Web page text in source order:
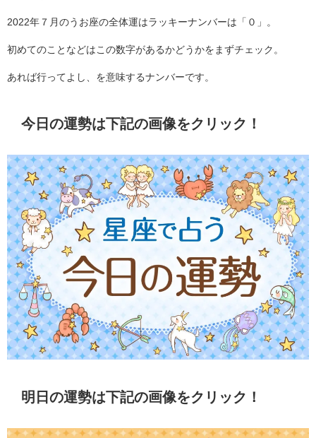
2022年７月のうお座の全体運はラッキーナンバーは「０」。
初めてのことなどはこの数字があるかどうかをまずチェック。
あれば行ってよし、を意味するナンバーです。
今日の運勢は下記の画像をクリック！
明日の運勢は下記の画像をクリック！